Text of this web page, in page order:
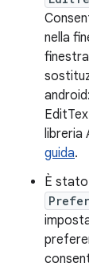
nella
libreria
guida.
È